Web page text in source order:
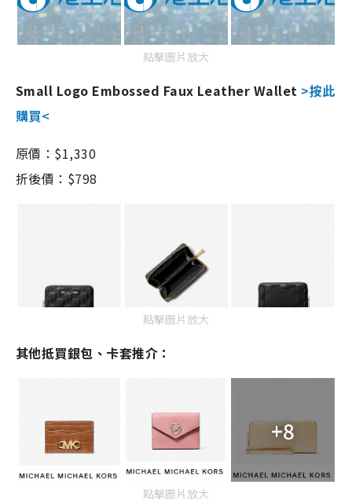
點擊圖片放大
Small Logo Embossed Faux Leather Wallet >按此
購買<
原價： $1,330
折後價：$798
點擊圖片放大
其他抵買銀包、卡套推介：
+8
點擊圖片放大